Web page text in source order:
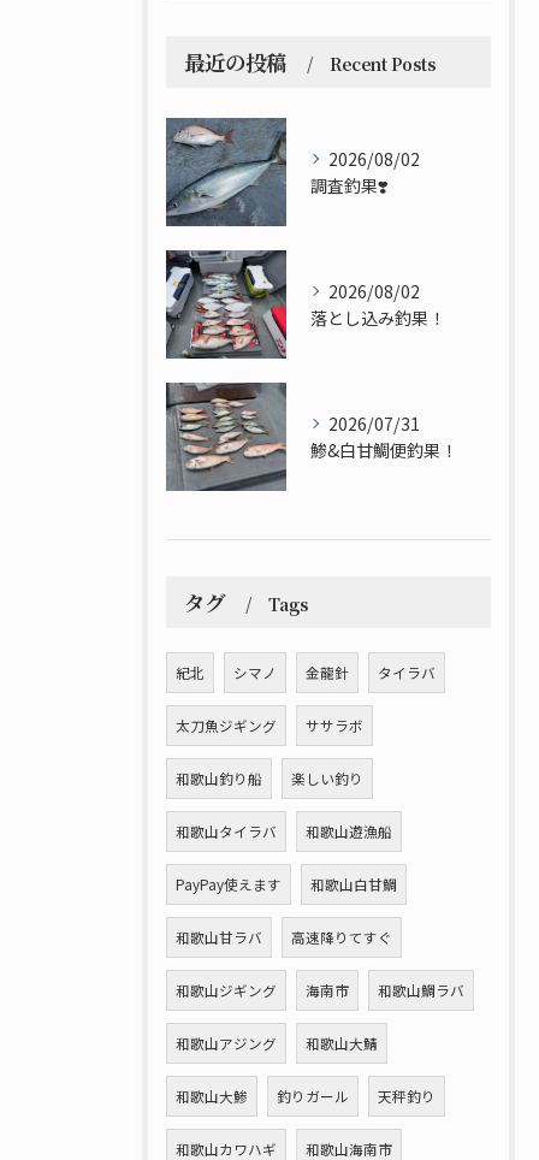
最近の投稿 Recent Posts
2026/08/02
調査釣果❣️
2026/08/02
落とし込み釣果！
2026/07/31
鯵&白甘鯛便釣果！
タグ Tags
紀北 シマノ 金龍針 タイラバ
太刀魚ジギング ササラボ
和歌山釣り船 楽しい釣り
和歌山タイラバ 和歌山遊漁船
PayPay使えます 和歌山白甘鯛
和歌山甘ラバ 高速降りてすぐ
和歌山ジギング 海南市 和歌山鯛ラバ
和歌山アジング 和歌山大鯖
和歌山大鯵 釣りガール 天秤釣り
和歌山カワハギ 和歌山海南市